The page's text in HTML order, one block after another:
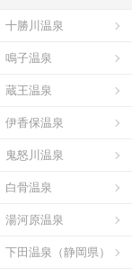
十勝川温泉
鳴子温泉
蔵王温泉
伊香保温泉
鬼怒川温泉
白骨温泉
湯河原温泉
下田温泉（静岡県）